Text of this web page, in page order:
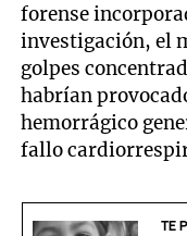
forense
investigación, el
golpes
habrían
hemorrágico
fallo
TE